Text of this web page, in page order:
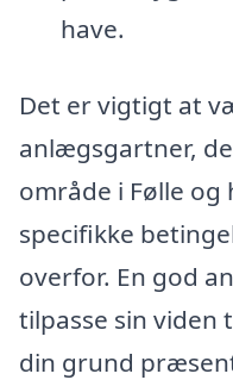
have.
Det er vigtigt at
anlægsgartner,
område i Følle
specifikke
overfor. En god
tilpasse sin viden
din grund